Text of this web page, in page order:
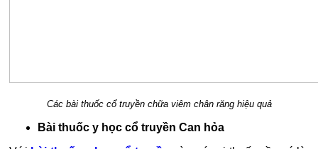
Các bài thuốc cổ truyền chữa viêm chân răng hiệu quả
Bài thuốc y học cổ truyền Can hỏa